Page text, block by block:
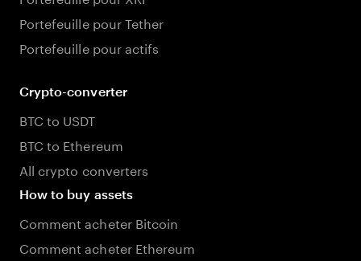
Portefeuille pour Tether
Portefeuille pour actifs
Crypto-converter
BTC to USDT
BTC to Ethereum
All crypto converters
How to buy assets
Comment acheter Bitcoin
Comment acheter Ethereum